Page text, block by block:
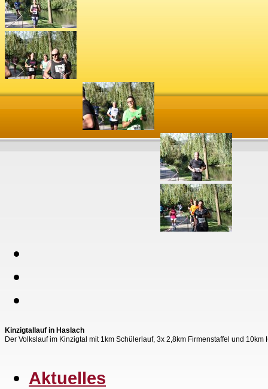
Kinzigtallauf in Haslach
Der Volkslauf im Kinzigtal mit 1km Schülerlauf, 3x 2,8km Firmenstaffel und
Aktuelles